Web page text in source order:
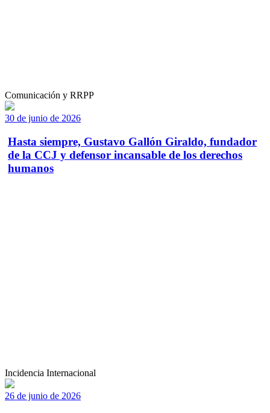
Comunicación y RRPP
30 de junio de 2026
Hasta siempre, Gustavo Gallón Giraldo, fundador
de la CCJ y defensor incansable de los derechos
humanos
Incidencia Internacional
26 de junio de 2026